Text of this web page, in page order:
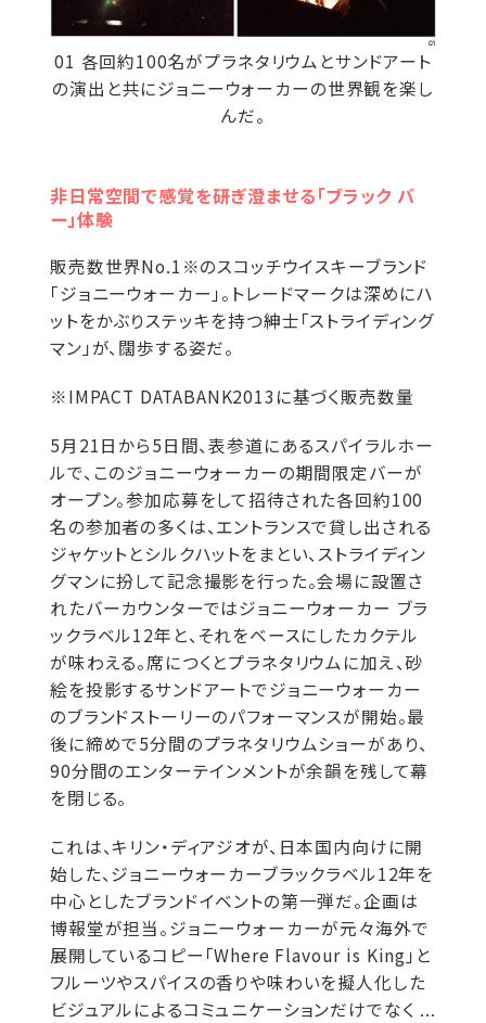
01 各回約100名がプラネタリウムとサンドアート
の演出と共にジョニーウォーカーの世界観を楽し
んだ。
非日常空間で感覚を研ぎ澄ませる「ブラック バ
ー」体験
販売数世界No.1※のスコッチウイスキーブランド
「ジョニーウォーカー」。トレードマークは深めにハ
ットをかぶりステッキを持つ紳士「ストライディング
マン」が、闊歩する姿だ。
※IMPACT DATABANK2013に基づく販売数量
5月21日から5日間、表参道にあるスパイラルホー
ルで、このジョニーウォーカーの期間限定バーが
オープン。参加応募をして招待された各回約100
名の参加者の多くは、エントランスで貸し出される
ジャケットとシルクハットをまとい、ストライディン
グマンに扮して記念撮影を行った。会場に設置さ
れたバーカウンターではジョニーウォーカー ブラ
ックラベル12年と、それをベースにしたカクテル
が味わえる。席につくとプラネタリウムに加え、砂
絵を投影するサンドアートでジョニーウォーカー
のブランドストーリーのパフォーマンスが開始。最
後に締めで5分間のプラネタリウムショーがあり、
90分間のエンターテインメントが余韻を残して幕
を閉じる。
これは、キリン・ディアジオが、日本国内向けに開
始した、ジョニーウォーカーブラックラベル12年を
中心としたブランドイベントの第一弾だ。企画は
博報堂が担当。ジョニーウォーカーが元々海外で
展開しているコピー「Where Flavour is King」と
フルーツやスパイスの香りや味わいを擬人化した
ビジュアルによるコミュニケーションだけでなく ...